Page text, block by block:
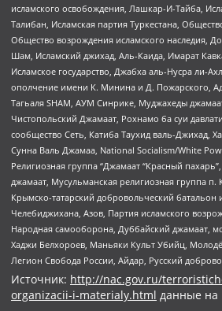
исламского освобождения, Лашкар-И-Тайба,
Талибан, Исламская партия Туркестана,
Общество возрождения исламского наследия,
Шам, Исламский джихад, Аль-Каида, Имарат
Исламское государство, Джабха аль-Нусра ли-
ополчение имени К. Минина и Д. Пожарского,
Тагьаля SHAM, АУМ Синрике, Муджахеды
Чистопольский Джамаат, Рохнамо ба суи
сообщество Сеть, Катиба Таухид валь-Джихад,
Сунна Валь Джамаа, National Socialism/White
Религиозная группа “Джамаат “Красный
джамаат, Мусульманская религиозная группа
Крымско-татарский добровольческий
Челебиджихана, Азов, Партия исламского
Народная самооборона, Дуббайский джамаат,
Хаджи Белхороев, Маньяки Культ Убийц,
Легион Свобода России, Айдар, Русский
Источник: http://nac.gov.ru/
organizacii-i-materialy.html данные на